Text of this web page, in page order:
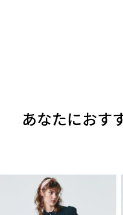
あなたにおす